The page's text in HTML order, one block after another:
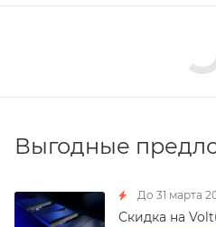
Выгодные
До 31 марта
Скидка на